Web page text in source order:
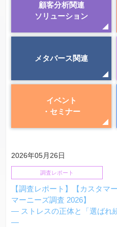
顧客分析関連
ソリューション
メタバース関連
イベント
・セミナー
2026年05月26日
調査レポート
【調査レポート】【カスタマ
マーニーズ調査 2026】
— ストレスの正体と「選ばれ
—